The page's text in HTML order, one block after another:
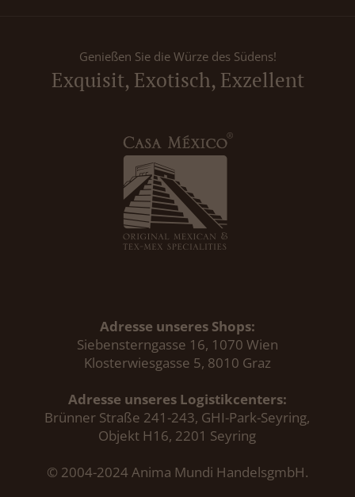
Genießen Sie die Würze des Südens!
Exquisit, Exotisch, Exzellent
Adresse unseres Shops:
Siebensterngasse 16, 1070 Wien
Klosterwiesgasse 5, 8010 Graz
Adresse unseres Logistikcenters:
Brünner Straße 241-243, GHI-Park-Seyring,
Objekt H16, 2201 Seyring
© 2004-2024 Anima Mundi HandelsgmbH.